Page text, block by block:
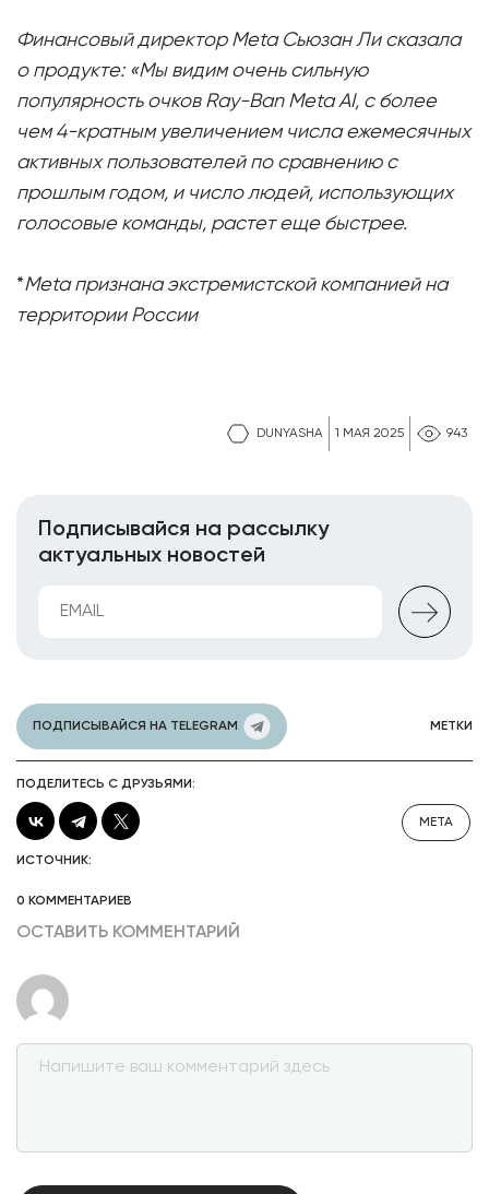
DUNYASHA 1 МАЯ 2025 943
Финансовый директор Meta Сьюзан Ли сказала
о продукте: «Мы видим очень сильную
популярность очков Ray-Ban Meta AI, с более
чем 4-кратным увеличением числа ежемесячных
активных пользователей по сравнению с
прошлым годом, и число людей, использующих
голосовые команды, растет еще быстрее.
*Meta признана экстремистской компанией на
территории России
Подписывайся на рассылку
актуальных новостей
ПОДПИСЫВАЙСЯ НА TELEGRAM МЕТКИ
ПОДЕЛИТЕСЬ С ДРУЗЬЯМИ:
META
ИСТОЧНИК:
0 КОММЕНТАРИЕВ
ОСТАВИТЬ КОММЕНТАРИЙ